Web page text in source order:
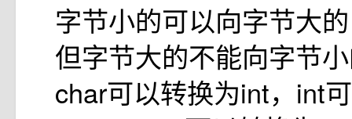
字节小的可以向字节大
但字节大的不能向字节
char可以转换为int，int